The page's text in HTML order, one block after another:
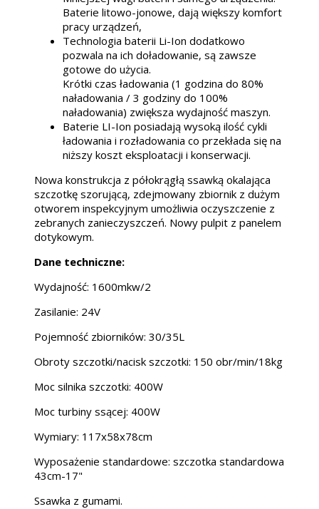
Baterie litowo-jonowe, dają większy komfort
pracy urządzeń,
Technologia baterii Li-Ion dodatkowo
pozwala na ich doładowanie, są zawsze
gotowe do użycia.
Krótki czas ładowania (1 godzina do 80%
naładowania / 3 godziny do 100%
naładowania) zwiększa wydajność maszyn.
Baterie LI-Ion posiadają wysoką ilość cykli
ładowania i rozładowania co przekłada się na
niższy koszt eksploatacji i konserwacji.
Nowa konstrukcja z półokrągłą ssawką okalająca
szczotkę szorującą, zdejmowany zbiornik z dużym
otworem inspekcyjnym umożliwia oczyszczenie z
zebranych zanieczyszczeń. Nowy pulpit z panelem
dotykowym.
Dane techniczne:
Wydajność: 1600mkw/2
Zasilanie: 24V
Pojemność zbiorników: 30/35L
Obroty szczotki/nacisk szczotki: 150 obr/min/18kg
Moc silnika szczotki: 400W
Moc turbiny ssącej: 400W
Wymiary: 117x58x78cm
Wyposażenie standardowe: szczotka standardowa
43cm-17"
Ssawka z gumami.